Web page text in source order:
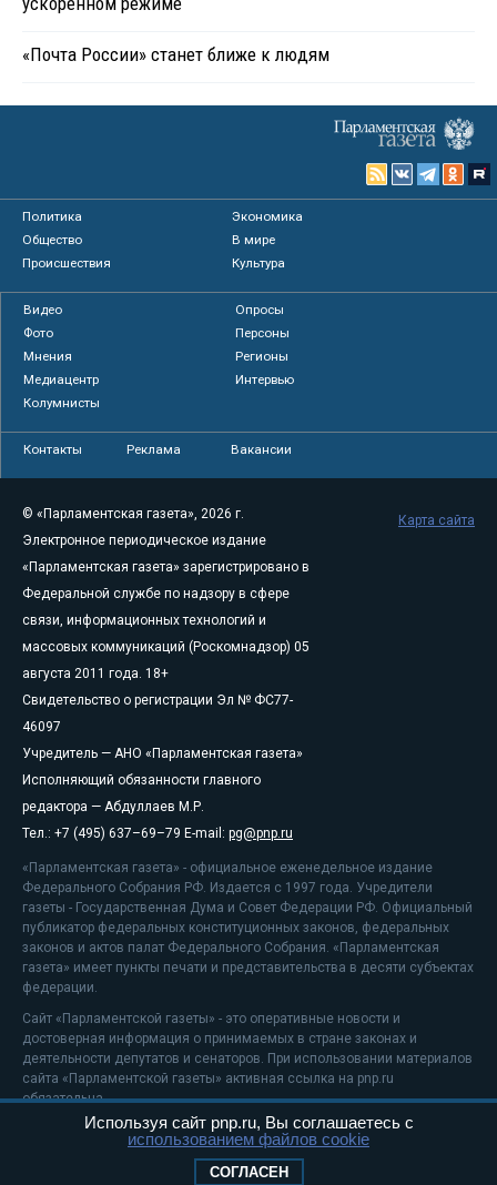
«Почта России» станет ближе к людям
Политика
Экономика
Общество
В мире
Происшествия
Культура
Видео
Опросы
Фото
Персоны
Мнения
Регионы
Медиацентр
Интервью
Колумнисты
Контакты Реклама Вакансии
© «Парламентская газета», 2026 г.
Электронное периодическое издание
«Парламентская газета» зарегистрировано в
Федеральной службе по надзору в сфере
связи, информационных технологий и
массовых коммуникаций (Роскомнадзор) 05
августа 2011 года. 18+
Свидетельство о регистрации Эл № ФС77-
46097
Учредитель — АНО «Парламентская газета»
Исполняющий обязанности главного
редактора — Абдуллаев М.Р.
Тел.: +7 (495) 637–69–79 E-mail: pg@pnp.ru
«Парламентская газета» - официальное еженедельное издание
Федерального Собрания РФ. Издается с 1997 года. Учредители
газеты - Государственная Дума и Совет Федерации РФ. Официальный
публикатор федеральных конституционных законов, федеральных
законов и актов палат Федерального Собрания. «Парламентская
газета» имеет пункты печати и представительства в десяти субъектах
федерации.
Сайт «Парламентской газеты» - это оперативные новости и
достоверная информация о принимаемых в стране законах и
деятельности депутатов и сенаторов. При использовании материалов
сайта «Парламентской газеты» активная ссылка на pnp.ru
обязательна.
На информационном ресурсе применяютсярекомендательные
Положение о защите персональных данных
Карта сайта
Используя сайт pnp.ru, Вы соглашаетесь с
использованием файлов cookie
СОГЛАСЕН